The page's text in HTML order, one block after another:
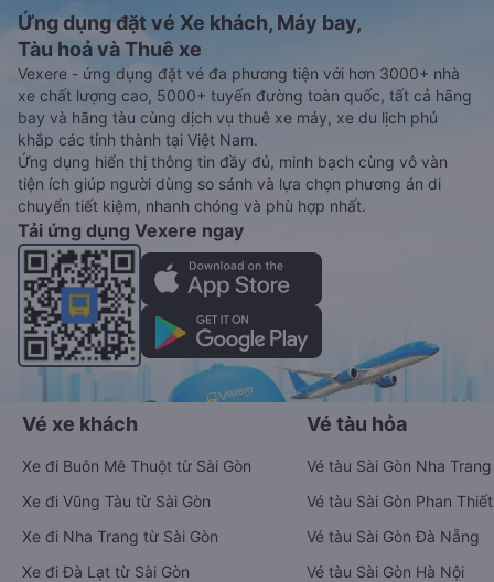
Ứng dụng đặt vé Xe khách, Máy bay,
Tàu hoả và Thuê xe
Vexere - ứng dụng đặt vé đa phương tiện với hơn 3000+ nhà
xe chất lượng cao, 5000+ tuyến đường toàn quốc, tất cả hãng
bay và hãng tàu cùng dịch vụ thuê xe máy, xe du lịch phủ
khắp các tỉnh thành tại Việt Nam.
Ứng dụng hiển thị thông tin đầy đủ, minh bạch cùng vô vàn
tiện ích giúp người dùng so sánh và lựa chọn phương án di
chuyển tiết kiệm, nhanh chóng và phù hợp nhất.
Tải ứng dụng Vexere ngay
Vé xe khách
Xe đi Buôn Mê Thuột từ Sài Gòn
Xe đi Vũng Tàu từ Sài Gòn
Xe đi Nha Trang từ Sài Gòn
Xe đi Đà Lạt từ Sài Gòn
Vé tàu hỏa
Vé tàu Sài Gòn Nha Trang
Vé tàu Sài Gòn Phan Thiết
Vé tàu Sài Gòn Đà Nẵng
Vé tàu Sài Gòn Hà Nội